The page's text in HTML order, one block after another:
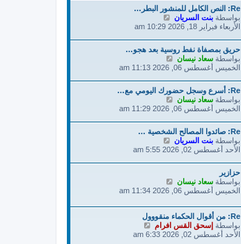
ر
ك
خ
ر
ش
ا
ك
Re: النص الكامل للمنشور البطر…
بواسطة بنت السريان
ا
د
آ
ر
م
ش
ر
ة
الأربعاء فبراير 18, 2026 10:29 am
حريق بمصفاة نفط روسية بعد هجو…
بواسطة سعاد نيسان
ا
د
آ
ر
م
ش
ا
ر
ة
الخميس أغسطس 06, 2026 11:13 am
Re: أسرع وسجل حضورك اليومي مع…
بواسطة سعاد نيسان
ا
د
آ
خ
ر
م
ر
ة
الخميس أغسطس 06, 2026 11:29 am
Re: صائدوا المصالح الشخصية …
بواسطة بنت السريان
ا
د
ر
ا
ر
ك
الأحد أغسطس 02, 2026 5:55 am
حزازير
بواسطة سعاد نيسان
ا
د
آ
خ
ر
الخميس أغسطس 06, 2026 11:34 am
Re: من أقوال الحكماء منقووول
بواسطة إسحق القس افرام
ا
الأحد أغسطس 02, 2026 6:33 am